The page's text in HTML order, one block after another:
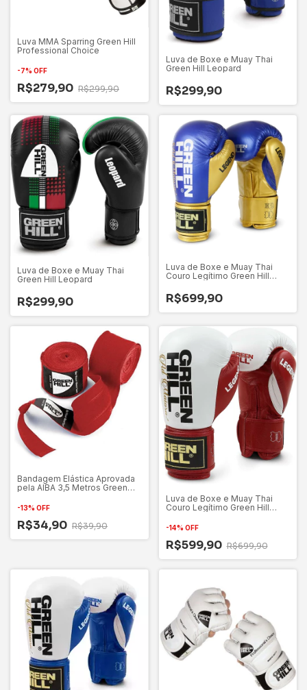
Luva MMA Sparring Green Hill
Professional Choice
-7% OFF
R$279,90 R$299,90
Luva de Boxe e Muay Thai
Green Hill Leopard
R$299,90
Luva de Boxe e Muay Thai
Green Hill Leopard
R$299,90
Luva de Boxe e Muay Thai
Couro Legítimo Green Hill
R$699,90
Bandagem Elástica Aprovada
pela AIBA 3,5 Metros Green
-13% OFF
R$34,90 R$39,90
Luva de Boxe e Muay Thai
Couro Legítimo Green Hill
-14% OFF
R$599,90 R$699,90